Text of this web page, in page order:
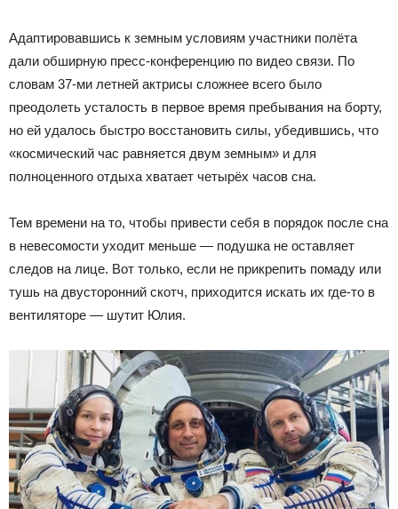
Адаптировавшись к земным условиям участники полёта
дали обширную пресс-конференцию по видео связи. По
словам 37-ми летней актрисы сложнее всего было
преодолеть усталость в первое время пребывания на борту,
но ей удалось быстро восстановить силы, убедившись, что
«космический час равняется двум земным» и для
полноценного отдыха хватает четырёх часов сна.
Тем времени на то, чтобы привести себя в порядок после сна
в невесомости уходит меньше — подушка не оставляет
следов на лице. Вот только, если не прикрепить помаду или
тушь на двусторонний скотч, приходится искать их где-то в
вентиляторе — шутит Юлия.